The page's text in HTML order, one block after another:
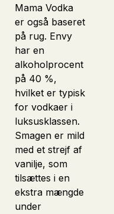
Mama Vodka
er også baseret
på rug. Envy
har en
alkoholprocent
på 40 %,
hvilket er typisk
for vodkaer i
luksusklassen.
Smagen er mild
med et strejf af
vanilje, som
tilsættes i en
ekstra mængde
under